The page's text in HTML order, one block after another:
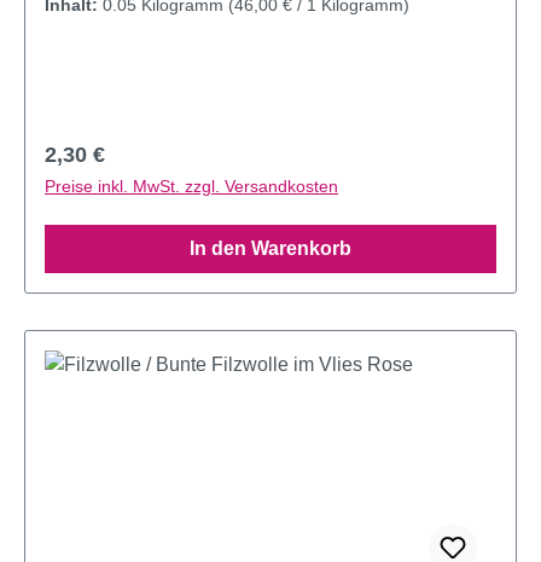
Inhalt: 0.05 Kilogramm (46,00 € / 1 Kilogramm)
Regulärer Preis:
2,30 €
Preise inkl. MwSt. zzgl. Versandkosten
In den Warenkorb